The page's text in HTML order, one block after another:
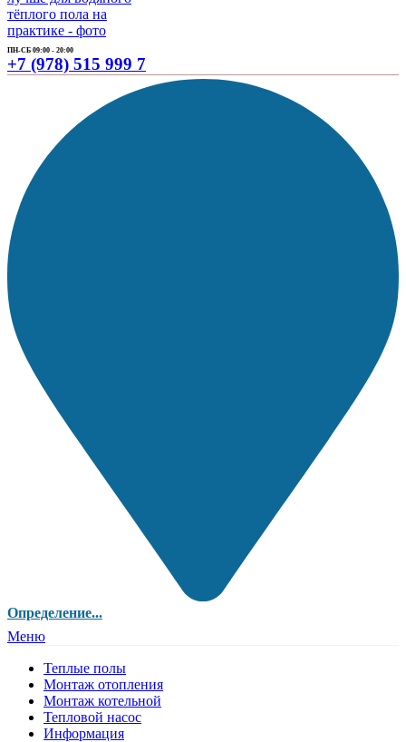
ПН-СБ 09:00 - 20:00
+7 (978) 515 999 7
Определение...
Меню
Теплые полы
Монтаж отопления
Монтаж котельной
Тепловой насос
Информация